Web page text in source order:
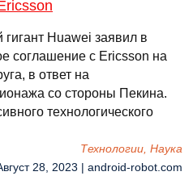
Huawei заявил в
соглашение с Ericsson на
в ответ на
со стороны Пекина.
технологического
Технологии, Наука
28, 2023 | android-robot.com